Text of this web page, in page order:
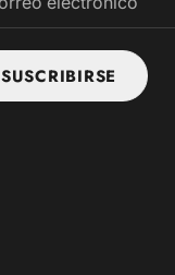
SUSCRIBIRSE